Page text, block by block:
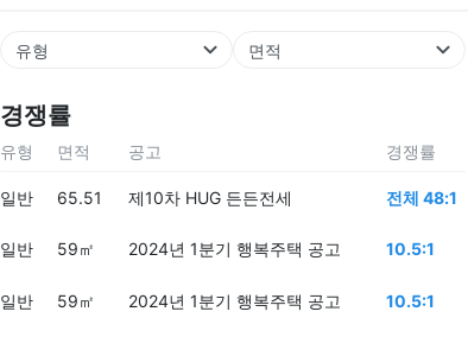
유형 면적
경쟁률
유형 면적 공고 경쟁률
일반 65.51 제10차 HUG 든든전세 전체 48:1
일반 59㎡ 2024년 1분기 행복주택 공고 10.5:1
일반 59㎡ 2024년 1분기 행복주택 공고 10.5:1